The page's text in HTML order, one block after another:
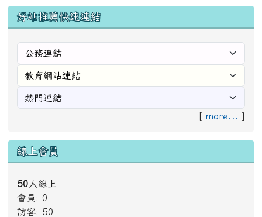
好站推薦快速連結
[ more... ]
線上會員
50 人線上
會員: 0
訪客: 50